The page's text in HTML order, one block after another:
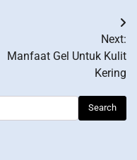
Next:
Manfaat Gel Untuk Kulit
Kering